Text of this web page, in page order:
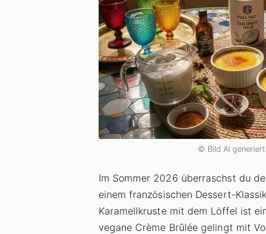
© Bild AI
Im Sommer 2026 überraschst du
einem französischen Dessert-
Karamellkruste mit dem Löffel ist
vegane Crème Brûlée gelingt mit